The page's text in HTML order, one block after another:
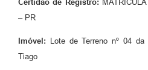
Certidão de Registro:
– PR
Imóvel: Lote de Terreno nº 04
Tiago